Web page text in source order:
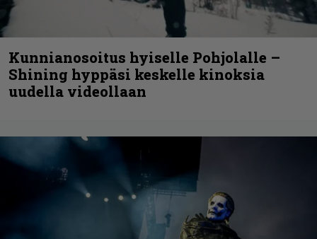
Kunnianosoitus hyiselle Pohjolalle –
Shining hyppäsi keskelle kinoksia
uudella videollaan